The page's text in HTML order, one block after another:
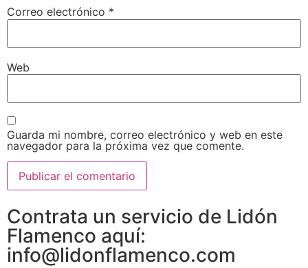
Correo electrónico *
Web
Guarda mi nombre, correo electrónico y web en este
navegador para la próxima vez que comente.
Contrata un servicio de Lidón
Flamenco aquí:
info@lidonflamenco.com